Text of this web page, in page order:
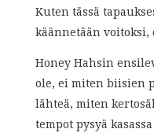
Kuten tässä
käännetään voitoksi,
Honey Hahsin
ole, ei miten biisien
lähteä, miten
tempot pysyä